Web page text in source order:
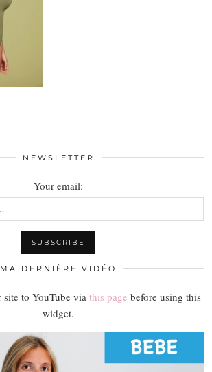
NEWSLETTER
Your email:
MA DERNIÈRE VIDÉO
site to YouTube via this page before using this
widget.